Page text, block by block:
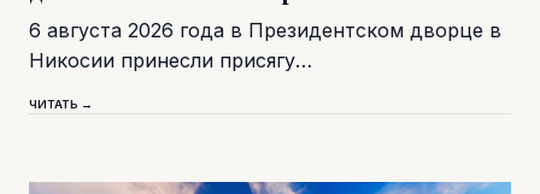
6 августа 2026 года в Президентском дворце в
Никосии принесли присягу…
ЧИТАТЬ →